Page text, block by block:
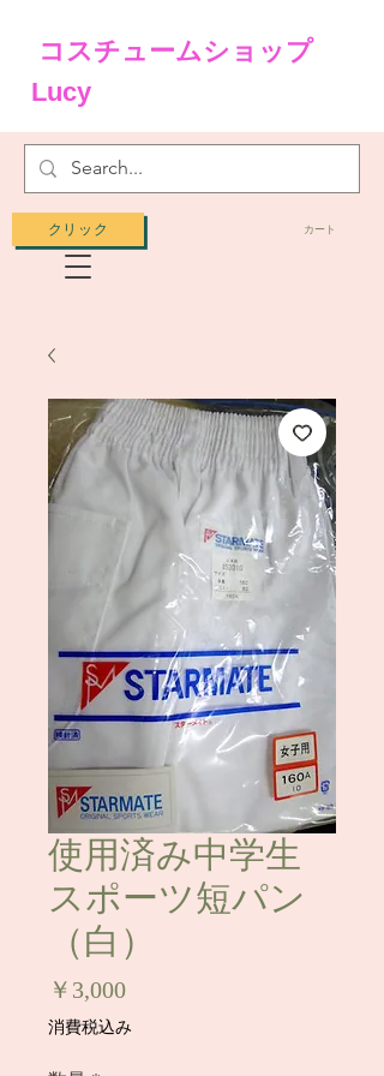
カート
クリック
コスチュームショップ
Lucy
使用済み中学生
スポーツ短パン
（白）
￥3,000価
格
消費税込み